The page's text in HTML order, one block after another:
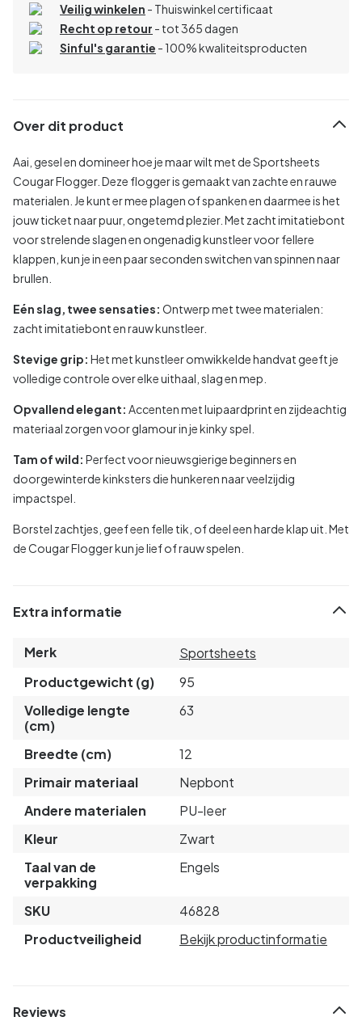
Veilig winkelen - Thuiswinkel certificaat
Recht op retour - tot 365 dagen
Sinful's garantie - 100% kwaliteitsproducten
Over dit product
Aai, gesel en domineer hoe je maar wilt met de Sportsheets
Cougar Flogger. Deze flogger is gemaakt van zachte en rauwe
materialen. Je kunt er mee plagen of spanken en daarmee is het
jouw ticket naar puur, ongetemd plezier. Met zacht imitatiebont
voor strelende slagen en ongenadig kunstleer voor fellere
klappen, kun je in een paar seconden switchen van spinnen naar
brullen.
Eén slag, twee sensaties: Ontwerp met twee materialen:
zacht imitatiebont en rauw kunstleer.
Stevige grip: Het met kunstleer omwikkelde handvat geeft je
volledige controle over elke uithaal, slag en mep.
Opvallend elegant: Accenten met luipaardprint en zijdeachtig
materiaal zorgen voor glamour in je kinky spel.
Tam of wild: Perfect voor nieuwsgierige beginners en
doorgewinterde kinksters die hunkeren naar veelzijdig
impactspel.
Borstel zachtjes, geef een felle tik, of deel een harde klap uit. Met
de Cougar Flogger kun je lief of rauw spelen.
Extra informatie
Merk
Sportsheets
Productgewicht (g)
95
Volledige lengte
(cm)
63
Breedte (cm)
12
Primair materiaal
Nepbont
Andere materialen
PU-leer
Kleur
Zwart
Taal van de
verpakking
Engels
SKU
46828
Productveiligheid
Bekijk productinformatie
Reviews